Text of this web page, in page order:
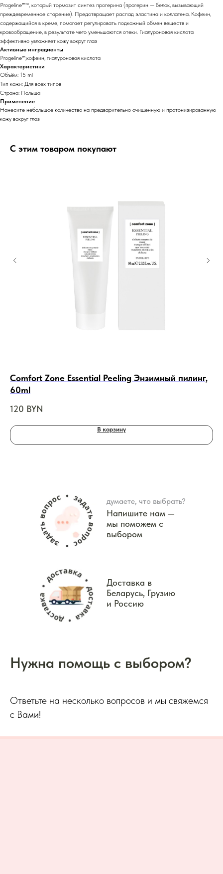
Progeline™™, который тормозит синтез прогерина (прогерин — белок, вызывающий
преждевременное старение). Предотвращает распад эластина и коллагена. Кофеин,
содержащийся в креме, помогает регулировать подкожный обмен веществ и
кровообращение, в результате чего уменьшаются отеки. Гиалуроновая кислота
эффективно увлажняет кожу вокруг глаз
Активные ингредиенты
Progeline™,кофеин, гиалуроновая кислота
Характеристики
Объём: 15 ml
Тип кожи: Для всех типов
Страна: Польша
Применение
Нанесите небольшое количество на предварительно очищенную и протонизированную
кожу вокруг глаз
С этим товаром покупают
Comfort Zone Essential Peeling Энзимный пилинг,
60ml
120 BYN
В корзину
думаете, что выбрать?
Напишите нам —
мы поможем с
выбором
Доставка в
Беларусь, Грузию
и Россию
Нужна помощь с выбором?
Ответьте на несколько вопросов и мы свяжемся
с Вами!